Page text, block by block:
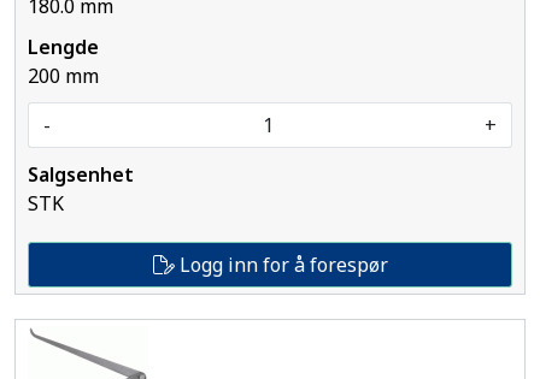
180.0 mm
200 mm
-
+
STK
Logg inn for å forespør